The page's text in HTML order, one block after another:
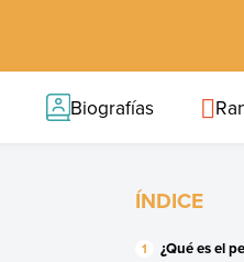
Biografías
ÍNDICE
¿Qué es el